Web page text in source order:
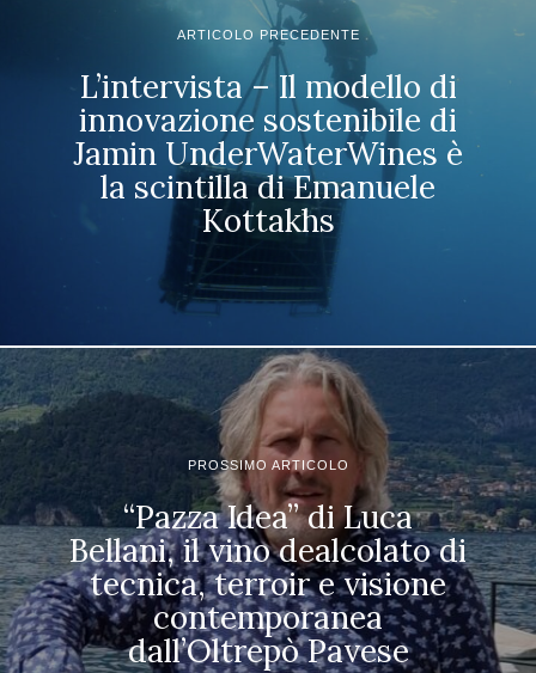
ARTICOLO PRECEDENTE
L’intervista – Il modello di
innovazione sostenibile di
Jamin UnderWaterWines è
la scintilla di Emanuele
Kottakhs
PROSSIMO ARTICOLO
“Pazza Idea” di Luca
Bellani, il vino dealcolato di
tecnica, terroir e visione
contemporanea
dall’Oltrepò Pavese